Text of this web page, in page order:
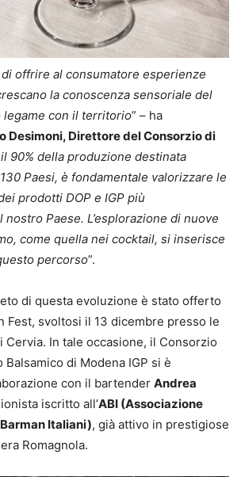
di offrire al consumatore esperienze
la conoscenza sensoriale del
con il territorio” – ha
Desimoni, Direttore del Consorzio di
90% della produzione destinata
Paesi, è fondamentale valorizzare le
prodotti DOP e IGP più
Paese. L’esplorazione di nuove
come quella nei cocktail, si inserisce
percorso”.
di questa evoluzione è stato offerto
Fest, svoltosi il 13 dicembre presso le
Cervia. In tale occasione, il Consorzio
Balsamico di Modena IGP si è
con il bartender Andrea
iscritto all’ABI (Associazione
Italiani), già attivo in prestigiose
Romagnola.